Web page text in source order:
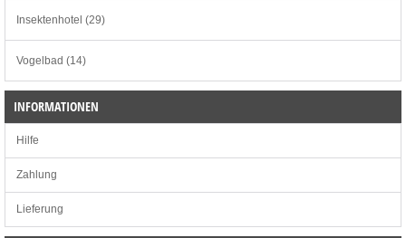
Insektenhotel (29)
Vogelbad (14)
INFORMATIONEN
Hilfe
Zahlung
Lieferung